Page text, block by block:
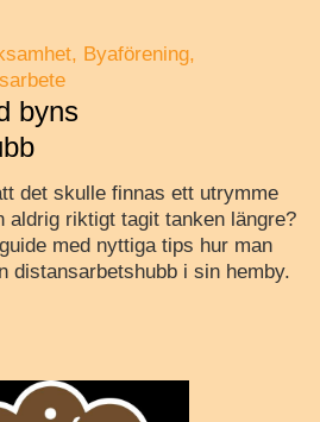
Byaförening
byns
det skulle finnas ett utrymme
aldrig riktigt tagit tanken längre?
med nyttiga tips hur man
distansarbetshubb i sin hemby.